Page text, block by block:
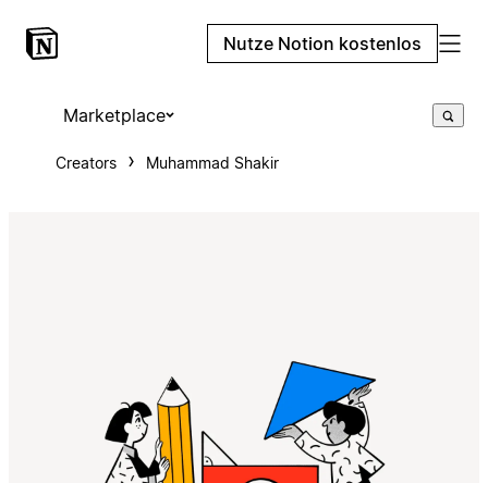
Nutze Notion kostenlos
Marketplace
Creators Muhammad Shakir